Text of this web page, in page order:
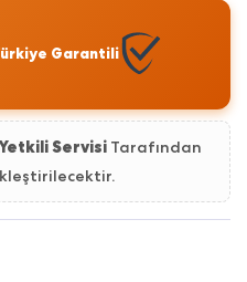
Garantili
ServisiTarafından